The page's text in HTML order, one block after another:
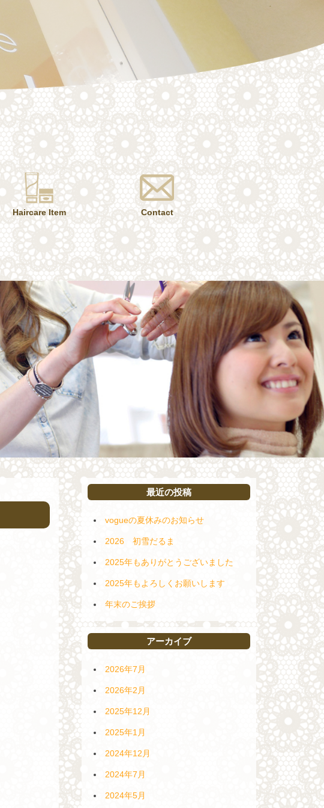
Haircare Item Contact
最近の投稿
vogueの夏休みのお知らせ
2026 初雪だるま
2025年もありがとうございました
2025年もよろしくお願いします
年末のご挨拶
アーカイブ
2026年7月
2026年2月
2025年12月
2025年1月
2024年12月
2024年7月
2024年5月